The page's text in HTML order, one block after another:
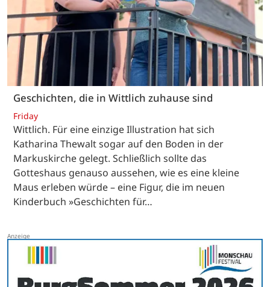
Geschichten, die in Wittlich zuhause sind
Friday
Wittlich. Für eine einzige Illustration hat sich
Katharina Thewalt sogar auf den Boden in der
Markuskirche gelegt. Schließlich sollte das
Gotteshaus genauso aussehen, wie es eine kleine
Maus erleben würde – eine Figur, die im neuen
Kinderbuch »Geschichten für…